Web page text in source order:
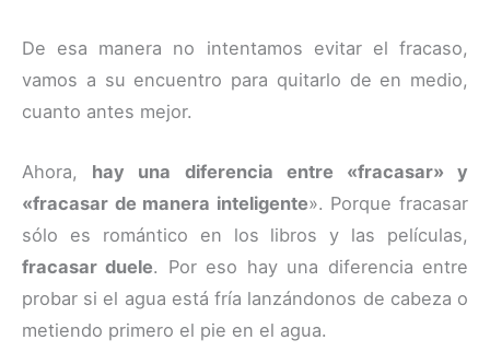
De esa manera no intentamos evitar el fracaso,
vamos a su encuentro para quitarlo de en medio,
cuanto antes mejor.
Ahora, hay una diferencia entre «fracasar» y
«fracasar de manera inteligente». Porque fracasar
sólo es romántico en los libros y las películas,
fracasar duele. Por eso hay una diferencia entre
probar si el agua está fría lanzándonos de cabeza o
metiendo primero el pie en el agua.